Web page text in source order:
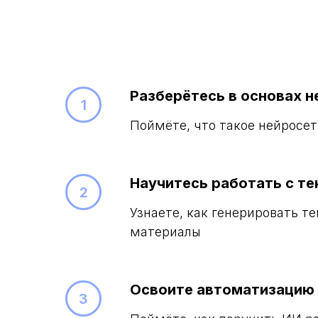
Разберётесь в основах
Поймёте, что такое
Научитесь работать с
Узнаете, как генерировать
материалы
Освоите